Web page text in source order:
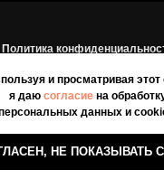
Политика
и просматривая этот
я даю согласие на
данных и
НЕ ПОКАЗЫВАТЬ